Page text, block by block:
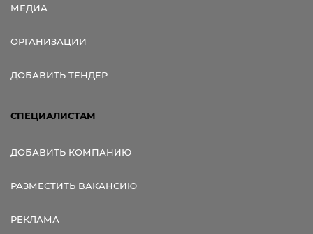
МЕДИА
ОРГАНИЗАЦИИ
ДОБАВИТЬ ТЕНДЕР
СПЕЦИАЛИСТАМ
ДОБАВИТЬ КОМПАНИЮ
РАЗМЕСТИТЬ ВАКАНСИЮ
РЕКЛАМА